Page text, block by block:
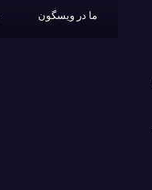
ما در ویسگون